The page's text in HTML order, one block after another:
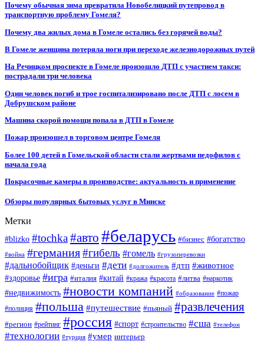
Почему обычная зима превратила Новобелицкий путепровод в
транспортную проблему Гомеля?
Почему два жилых дома в Гомеле остались без горячей воды?
В Гомеле женщина потеряла ноги при переходе железнодорожных путей
На Речицком проспекте в Гомеле произошло ДТП с участием такси:
пострадали три человека
Один человек погиб и трое госпитализировано после ДТП с лосем в
Добрушском районе
Машина скорой помощи попала в ДТП в Гомеле
Пожар произошел в торговом центре Гомеля
Более 100 детей в Гомельской области стали жертвами педофилов с
начала года
Покрасочные камеры в производстве: актуальность и применение
Обзоры популярных бытовых услуг в Минске
Метки
#blizko #tochka#авто #беларусь #бизнес #богатство
#война #германия#гибель #гомель #грузоперевозки
#дальнобойщик #деньги #дети #долгожитель #дтп #животное
#здоровье #игра #италия #китай #кража #красота #литва #наркотик
#недвижимость #новости компаний #образование #пожар
#полиция #польша #путешествие #пьяный #развлечения
#регион #рейтинг #россия #спорт #строительство #сша #телефон
#технологии #турция #умер интерьер